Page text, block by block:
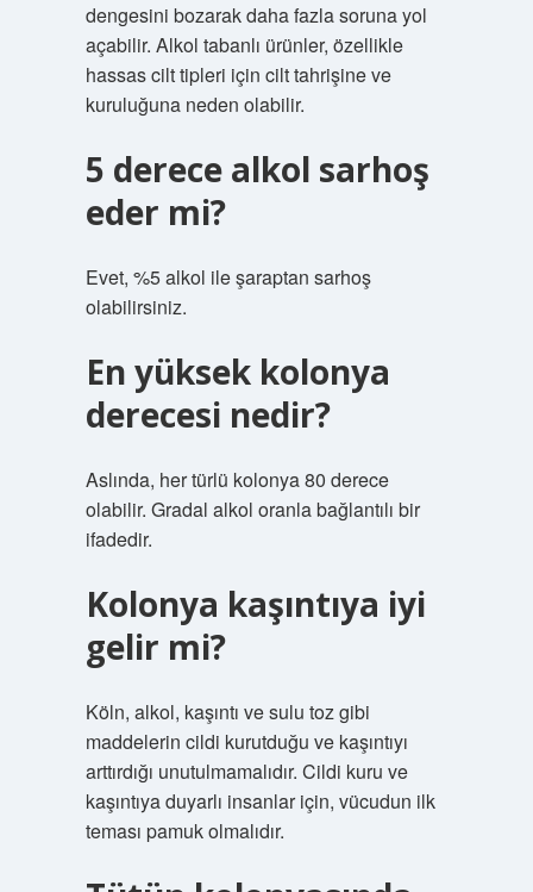
dengesini bozarak daha fazla soruna yol
açabilir. Alkol tabanlı ürünler, özellikle
hassas cilt tipleri için cilt tahrişine ve
kuruluğuna neden olabilir.
5 derece alkol sarhoş
eder mi?
Evet, %5 alkol ile şaraptan sarhoş
olabilirsiniz.
En yüksek kolonya
derecesi nedir?
Aslında, her türlü kolonya 80 derece
olabilir. Gradal alkol oranla bağlantılı bir
ifadedir.
Kolonya kaşıntıya iyi
gelir mi?
Köln, alkol, kaşıntı ve sulu toz gibi
maddelerin cildi kurutduğu ve kaşıntıyı
arttırdığı unutulmamalıdır. Cildi kuru ve
kaşıntıya duyarlı insanlar için, vücudun ilk
teması pamuk olmalıdır.